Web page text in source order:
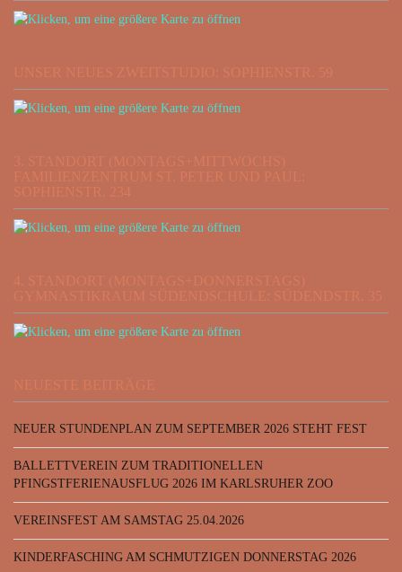
UNSER NEUES ZWEITSTUDIO: SOPHIENSTR. 59
3. STANDORT (MONTAGS+MITTWOCHS)
FAMILIENZENTRUM ST. PETER UND PAUL:
SOPHIENSTR. 234
4. STANDORT (MONTAGS+DONNERSTAGS)
GYMNASTIKRAUM SÜDENDSCHULE: SÜDENDSTR. 35
NEUESTE BEITRÄGE
NEUER STUNDENPLAN ZUM SEPTEMBER 2026 STEHT FEST
BALLETTVEREIN ZUM TRADITIONELLEN
PFINGSTFERIENAUSFLUG 2026 IM KARLSRUHER ZOO
VEREINSFEST AM SAMSTAG 25.04.2026
KINDERFASCHING AM SCHMUTZIGEN DONNERSTAG 2026